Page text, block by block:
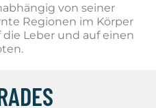
von seiner
Regionen im Körper
die Leber und auf einen